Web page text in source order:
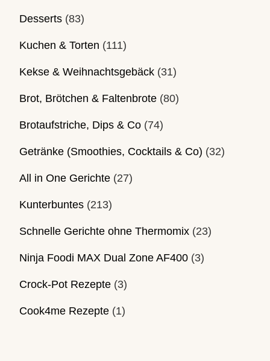
Desserts (83)
Kuchen & Torten (111)
Kekse & Weihnachtsgebäck (31)
Brot, Brötchen & Faltenbrote (80)
Brotaufstriche, Dips & Co (74)
Getränke (Smoothies, Cocktails & Co) (32)
All in One Gerichte (27)
Kunterbuntes (213)
Schnelle Gerichte ohne Thermomix (23)
Ninja Foodi MAX Dual Zone AF400 (3)
Crock-Pot Rezepte (3)
Cook4me Rezepte (1)